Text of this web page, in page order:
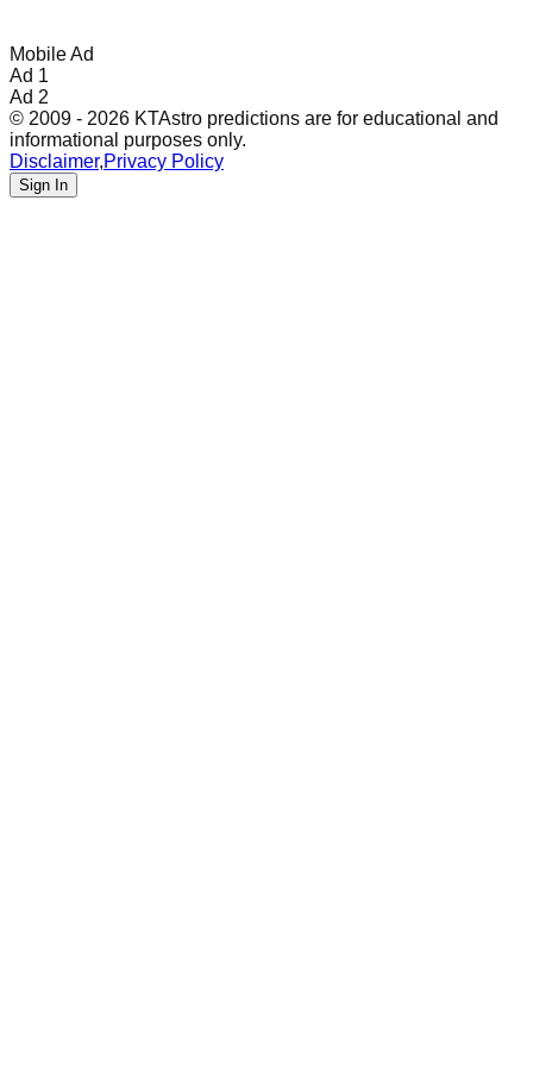
Mobile Ad
Ad 1
Ad 2
© 2009 - 2026 KTAstro predictions are for educational and
informational purposes only.
Disclaimer,Privacy Policy
Sign In